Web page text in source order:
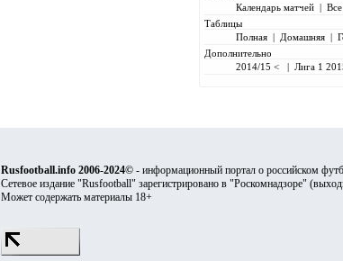
Календарь матчей|
Таблицы
Полная| Домашняя|
Дополнительно
2014/15 <
| Лига 1
Rusfootball.info 2006-2024© - информационный портал о российском
Сетевое издание "Rusfootball" зарегистрировано в "Роскомнадзоре" (
Может содержать материалы 18+